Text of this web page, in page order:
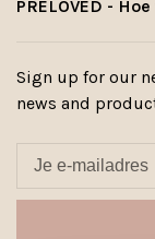
PRELOVED -
Sign up for our
news and